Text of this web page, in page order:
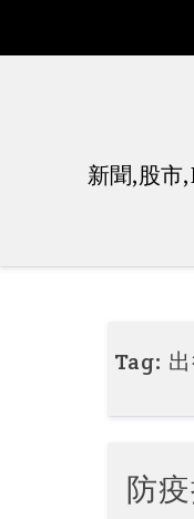
新聞,股市
Tag:
防